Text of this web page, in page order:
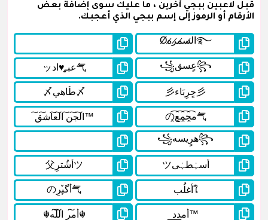
قبل لاعبين ببجي آخرين ، ما عليك سوى إضافة بعض
الأرقام أو الرموز إلى إسم ببجي الذي أعجبك.